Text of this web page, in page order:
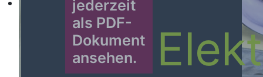
jederzeit
als PDF-
Dokument
ansehen.